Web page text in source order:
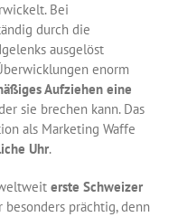
Bei
durch die
ausgelöst
enorm
Aufziehen eine
sie brechen kann. Das
als Marketing Waffe
Uhr.
erste Schweizer
besonders prächtig, denn